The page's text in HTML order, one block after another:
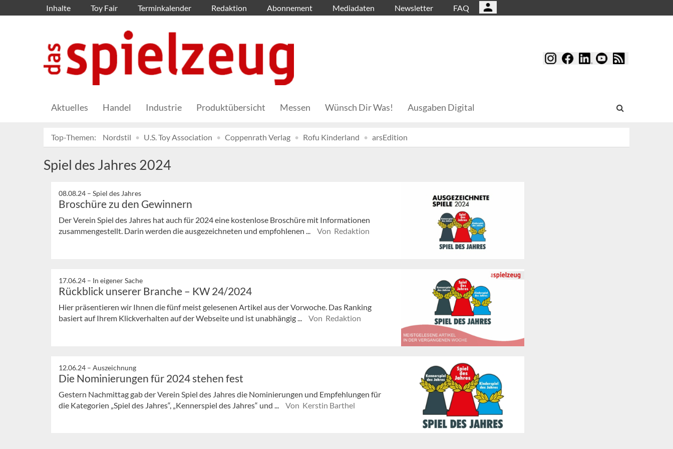
Inhalte Toy Fair Terminkalender Redaktion Abonnement Mediadaten Newsletter FAQ
Aktuelles Handel Industrie Produktübersicht Messen Wünsch Dir Was! Ausgaben Digital
Top-Themen: Nordstil U.S. Toy Association Coppenrath Verlag Rofu Kinderland arsEdition
Spiel des Jahres 2024
08.08.24 – Spiel des Jahres
Broschüre zu den Gewinnern
Der Verein Spiel des Jahres hat auch für 2024 eine kostenlose Broschüre mit Informationen
zusammengestellt. Darin werden die ausgezeichneten und empfohlenen ...
Von Redaktion
17.06.24 – In eigener Sache
Rückblick unserer Branche – KW 24/2024
Hier präsentieren wir Ihnen die fünf meist gelesenen Artikel aus der Vorwoche. Das Ranking
basiert auf Ihrem Klickverhalten auf der Webseite und ist unabhängig ...
Von Redaktion
12.06.24 – Auszeichnung
Die Nominierungen für 2024 stehen fest
Gestern Nachmittag gab der Verein Spiel des Jahres die Nominierungen und Empfehlungen für
die Kategorien „Spiel des Jahres“, „Kennerspiel des Jahres“ und ...
Von Kerstin Barthel